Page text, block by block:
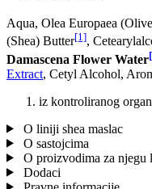
Aqua, Olea Europaea
(Shea) Butter[1],
Damascena Flower Water
Extract, Cetyl Alcohol,
iz kontroliranog
O liniji shea maslac
O sastojcima
O proizvodima za njegu
Dodaci